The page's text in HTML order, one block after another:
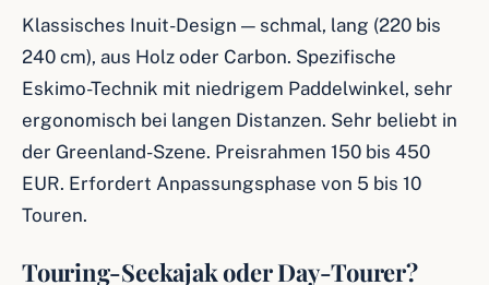
Klassisches Inuit-Design — schmal, lang (220 bis
240 cm), aus Holz oder Carbon. Spezifische
Eskimo-Technik mit niedrigem Paddelwinkel, sehr
ergonomisch bei langen Distanzen. Sehr beliebt in
der Greenland-Szene. Preisrahmen 150 bis 450
EUR. Erfordert Anpassungsphase von 5 bis 10
Touren.
Touring-Seekajak oder Day-Tourer?